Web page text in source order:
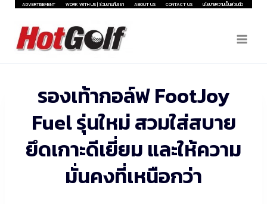
Skip
content
ADVERTISEMENT WORK WITH US | ร่วมงานกับเรา ABOUT US CONTACT US นโยบายความเป็นส่วนตัว
รองเท้ากอล์ฟ FootJoy
Fuel รุ่นใหม่ สวมใส่สบาย
ยึดเกาะดีเยี่ยม และให้ความ
มั่นคงที่เหนือกว่า